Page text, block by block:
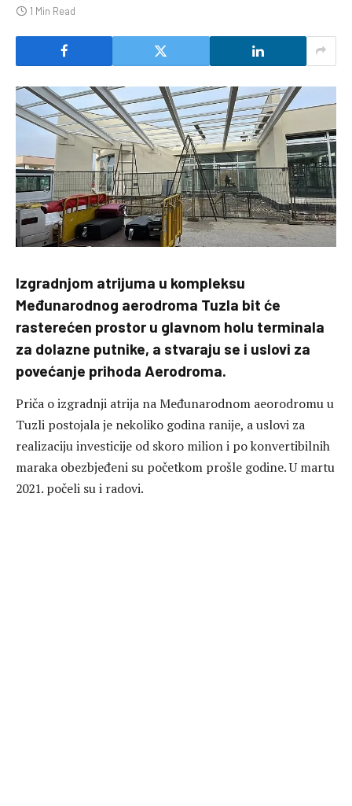
1 Min Read
Izgradnjom atrijuma u kompleksu
Međunarodnog aerodroma Tuzla bit će
rasterećen prostor u glavnom holu terminala
za dolazne putnike, a stvaraju se i uslovi za
povećanje prihoda Aerodroma.
Priča o izgradnji atrija na Međunarodnom aeorodromu u
Tuzli postojala je nekoliko godina ranije, a uslovi za
realizaciju investicije od skoro milion i po konvertibilnih
maraka obezbjeđeni su početkom prošle godine. U martu
2021. počeli su i radovi.